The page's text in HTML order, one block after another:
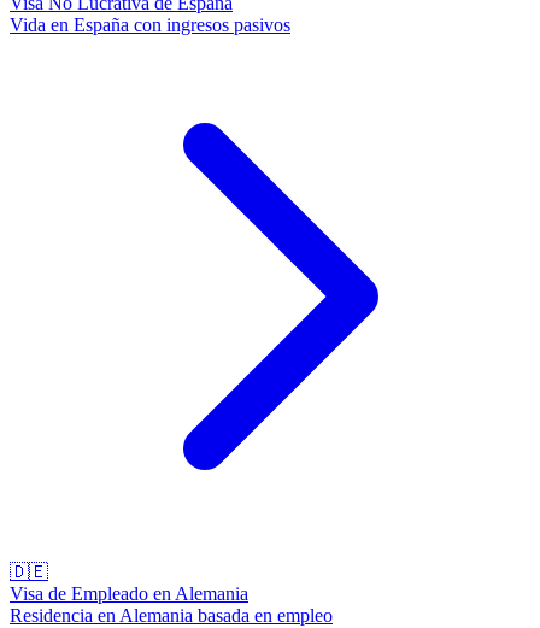
Vida en España con ingresos pasivos
🇩🇪
Visa de Empleado en Alemania
Residencia en Alemania basada en empleo